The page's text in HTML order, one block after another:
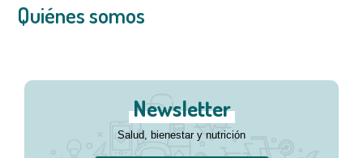
Quiénes somos
Newsletter
Salud, bienestar y nutrición